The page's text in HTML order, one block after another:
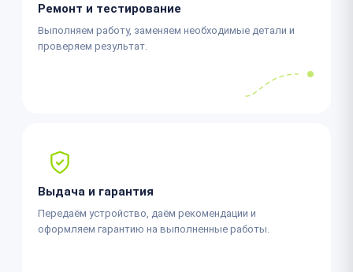
Ремонт и тестирование
Выполняем работу, заменяем необходимые детали и
проверяем результат.
Выдача и гарантия
Передаём устройство, даём рекомендации и
оформляем гарантию на выполненные работы.